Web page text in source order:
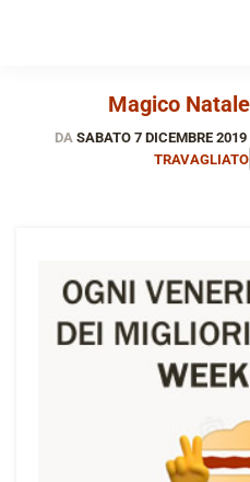
Magico
DA SABATO 7 DICEMBRE 2019
TRAVAGLIATO